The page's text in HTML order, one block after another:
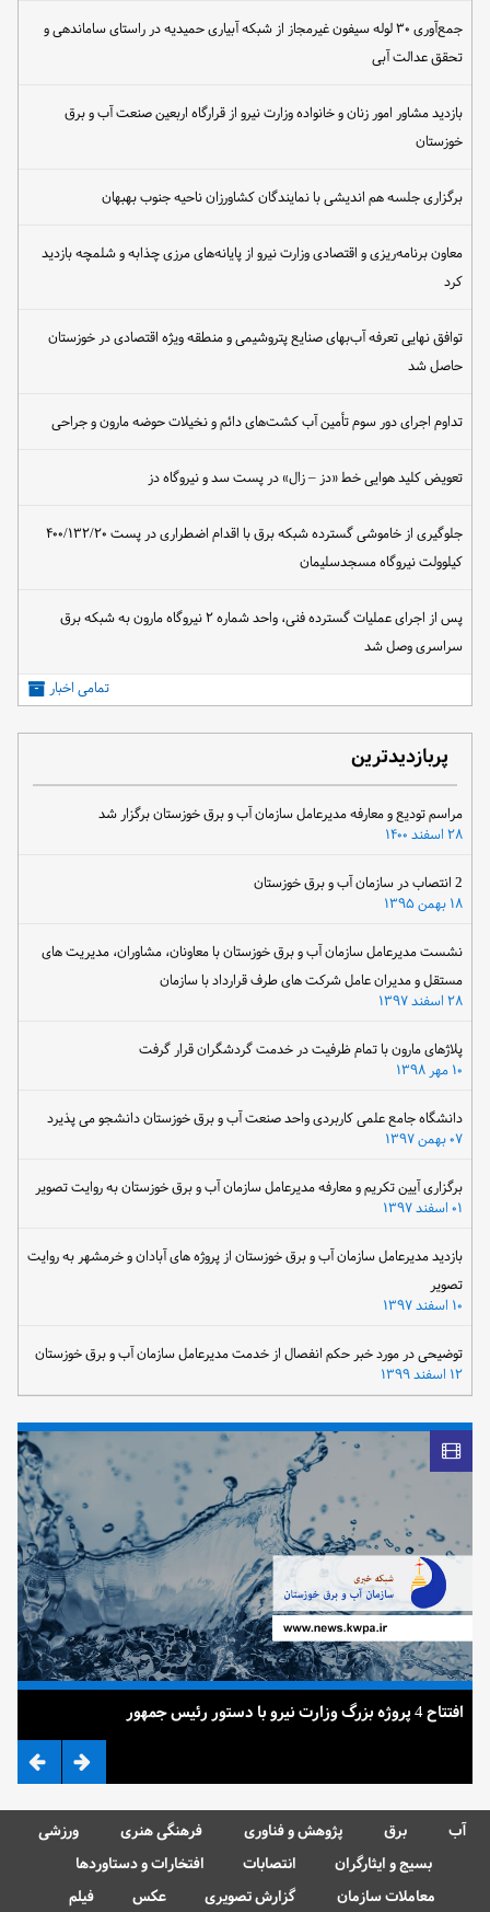
جمع‌آوری ۳۰ لوله سیفون غیرمجاز از شبکه آبیاری حمیدیه در راستای ساماندهی و
تحقق عدالت آبی
بازدید مشاور امور زنان و خانواده وزارت نیرو از قرارگاه اربعین صنعت آب و برق
خوزستان
برگزاری جلسه هم اندیشی با نمایندگان کشاورزان ناحیه جنوب بهبهان
معاون برنامه‌ریزی و اقتصادی وزارت نیرو از پایانه‌های مرزی چذابه و شلمچه بازدید
کرد
توافق نهایی تعرفه آب‌بهای صنایع پتروشیمی و منطقه ویژه اقتصادی در خوزستان
حاصل شد
تداوم اجرای دور سوم تأمین آب کشت‌های دائم و نخیلات حوضه مارون و جراحی
تعویض کلید هوایی خط «دز – زال» در پست سد و نیروگاه دز
جلوگیری از خاموشی گسترده شبکه برق با اقدام اضطراری در پست ۴۰۰/۱۳۲/۲۰
کیلوولت نیروگاه مسجدسلیمان
پس از اجرای عملیات گسترده فنی، واحد شماره ۲ نیروگاه مارون به شبکه برق
سراسری وصل شد
تمامی اخبار
پربازدیدترین
مراسم تودیع و معارفه مدیرعامل سازمان آب و برق خوزستان برگزار شد
نشست مدیرعامل سازمان آب و برق خوزستان با معاونان، مشاوران، مدیریت های
مستقل و مدیران عامل شرکت های طرف قرارداد با سازمان
پلاژهای مارون با تمام ظرفیت در خدمت گردشگران قرار گرفت
دانشگاه جامع علمی کاربردی واحد صنعت آب و برق خوزستان دانشجو می پذیرد
برگزاری آیین تکریم و معارفه مدیرعامل سازمان آب و برق خوزستان به روایت تصویر
بازدید مدیرعامل سازمان آب و برق خوزستان از پروژه های آبادان و خرمشهر به روایت
تصویر
توضیحی در مورد خبر حکم انفصال از خدمت مدیرعامل سازمان آب و برق خوزستان
افتتاح 4 پروژه بزرگ وزارت نیرو با دستور رئیس جمهور
آب برق پژوهش و فناوری فرهنگی هنری
ورزشی
بسیج و ایثارگران
انتصابات
افتخارات و دستاوردها
معاملات سازمان
گزارش تصویری عکس فیلم